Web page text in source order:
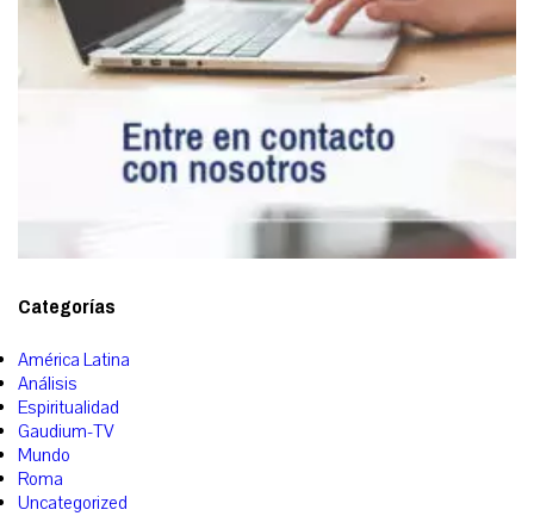
Categorías
América Latina
Análisis
Espiritualidad
Gaudium-TV
Mundo
Roma
Uncategorized